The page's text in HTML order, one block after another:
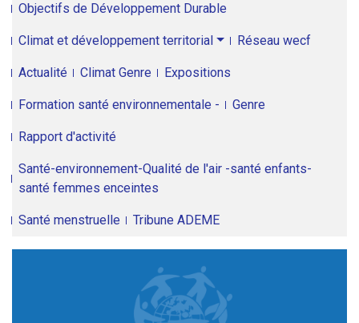
Objectifs de Développement Durable
Climat et développement territorial Réseau wecf
Actualité Climat Genre Expositions
Formation santé environnementale - Genre
Rapport d'activité
Santé-environnement-Qualité de l'air -santé enfants-
santé femmes enceintes
Santé menstruelle Tribune ADEME